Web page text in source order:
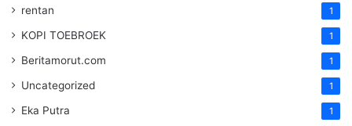
rentan 1
KOPI TOEBROEK 1
Beritamorut.com 1
Uncategorized 1
Eka Putra 1